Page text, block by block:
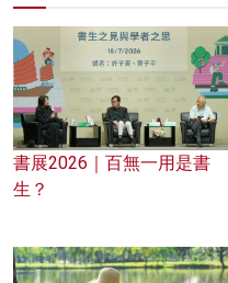
書展2026｜百無一用是書
生？